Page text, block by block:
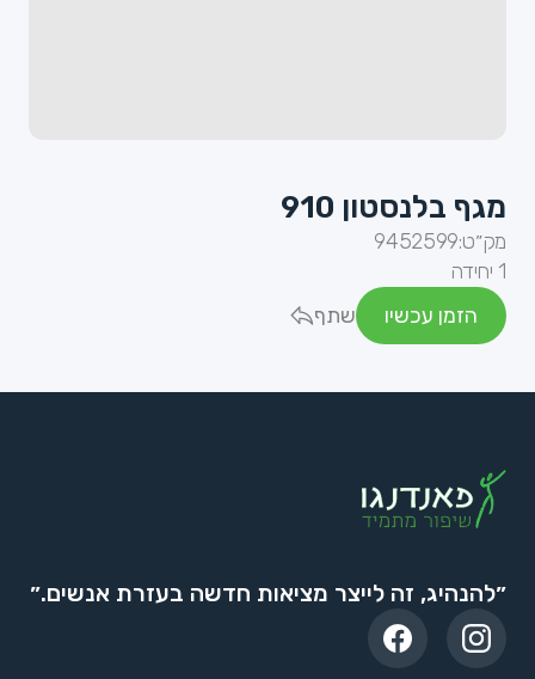
מגף בלנסטון 910
מק״ט:9452599
1 יחידה
הזמן עכשיו
שתף
״להנהיג, זה לייצר מציאות חדשה בעזרת אנשים.״